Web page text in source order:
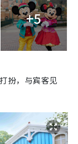
+5
扮，与宾客见